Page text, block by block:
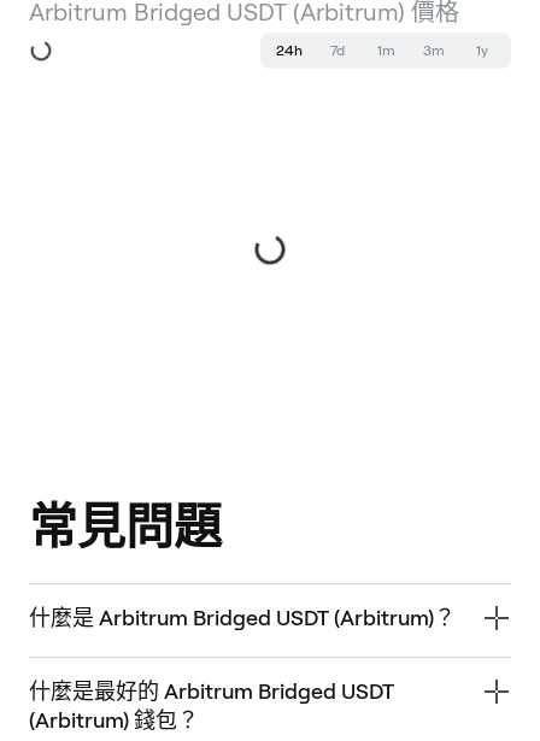
Arbitrum Bridged USDT (Arbitrum) 價格
24h 7d 1m 3m 1y
常見問題
什麼是 Arbitrum Bridged USDT (Arbitrum)？
什麼是最好的 Arbitrum Bridged USDT
(Arbitrum) 錢包？